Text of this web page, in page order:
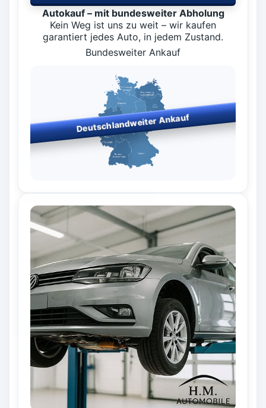
Autokauf – mit bundesweiter Abholung
Kein Weg ist uns zu weit – wir kaufen
garantiert jedes Auto, in jedem Zustand.
Bundesweiter Ankauf
Deutschlandweiter Ankauf
Bundesländern